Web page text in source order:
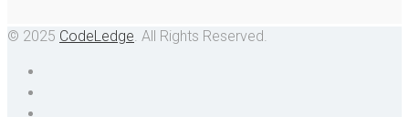
© 2025 CodeLedge. All Rights Reserved.